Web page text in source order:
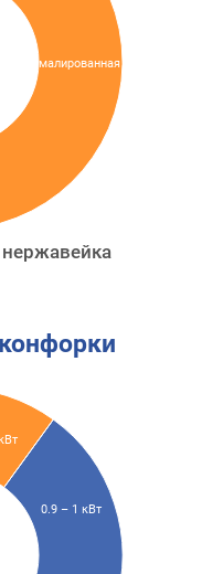
эмалированная
нержавейка
0.9 – 1 кВт